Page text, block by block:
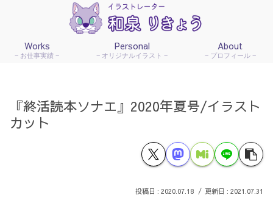
Works
お仕事実績
Personal
オリジナルイラスト
About
プロフィール
『終活読本ソナエ』2020年夏号/イラスト
カット
2020.07.18 2021.07.31